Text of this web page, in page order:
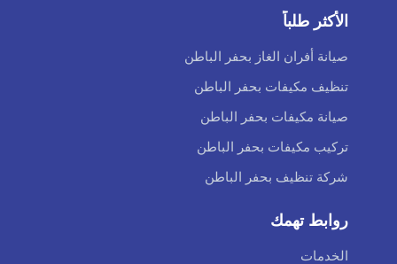
الأكثر طلباً
صيانة أفران الغاز بحفر الباطن
تنظيف مكيفات بحفر الباطن
صيانة مكيفات بحفر الباطن
تركيب مكيفات بحفر الباطن
شركة تنظيف بحفر الباطن
روابط تهمك
الخدمات